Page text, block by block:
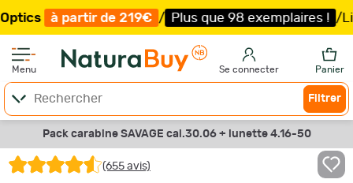
de 219€ / Plus que 98 exemplaires ! /Livraison
Menu Se connecter Panier
Filtrer
Pack carabine SAVAGE cal.30.06 + lunette 4.16-50
(655 avis)